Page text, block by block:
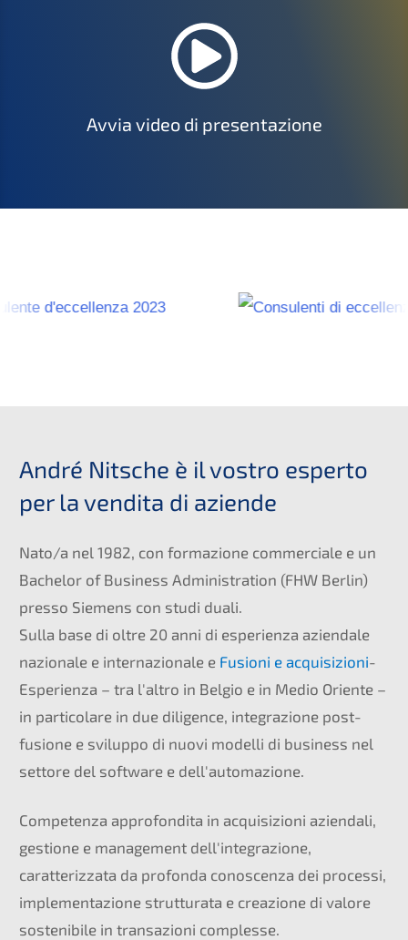
Avvia video di presentazione
André Nitsche è il vostro esperto
per la vendita di aziende
Nato/a nel 1982, con formazione commerciale e un
Bachelor of Business Administration (FHW Berlin)
presso Siemens con studi duali.
Sulla base di oltre 20 anni di esperienza aziendale
nazionale e internazionale e Fusioni e acquisizioni-
Esperienza – tra l'altro in Belgio e in Medio Oriente –
in particolare in due diligence, integrazione post-
fusione e sviluppo di nuovi modelli di business nel
settore del software e dell'automazione.
Competenza approfondita in acquisizioni aziendali,
gestione e management dell'integrazione,
caratterizzata da profonda conoscenza dei processi,
implementazione strutturata e creazione di valore
sostenibile in transazioni complesse.